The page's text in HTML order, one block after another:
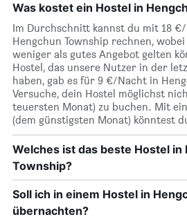
Was kostet ein Hostel in
Im Durchschnitt kannst du mit 18
Hengchun Township rechnen,
weniger als gutes Angebot gelten
Hostel, das unsere Nutzer in der
haben, gab es für 9 €/Nacht in
Versuche, dein Hostel möglichst
teuersten Monat) zu buchen. Mit
(dem günstigsten Monat) könntest
Welches ist das beste Hostel in
Township?
Soll ich in einem Hostel in
übernachten?